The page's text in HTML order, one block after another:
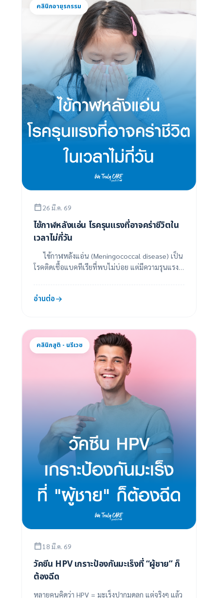
คลินิกอายุรกรรม
26 มี.ค. 69
ไข้กาฬหลังแอ่น โรครุนแรงที่อาจคร่าชีวิตใน
เวลาไม่กี่วัน
ไข้กาฬหลังแอ่น (Meningococcal disease) เป็น
โรคติดเชื้อแบคทีเรียที่พบไม่บ่อย แต่มีความรุนแรง
อ่านต่อ
คลินิกสูติ - นรีเวช
18 มี.ค. 69
วัคซีน HPV เกราะป้องกันมะเร็งที่ “ผู้ชาย” ก็
ต้องฉีด
หลายคนคิดว่า HPV = มะเร็งปากมดลูก แต่จริงๆ แล้ว